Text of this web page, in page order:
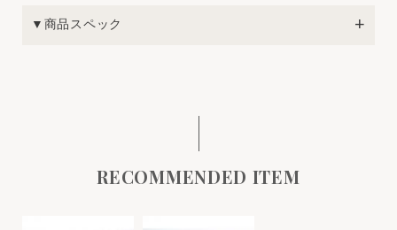
▼商品スペック
RECOMMENDED ITEM